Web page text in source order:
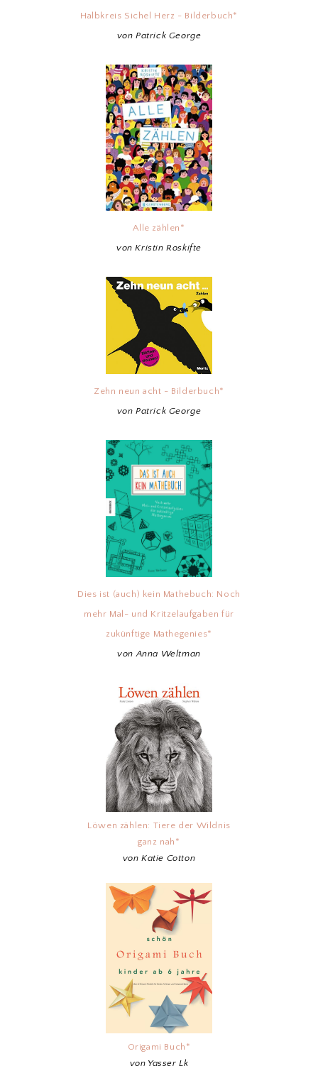
Halbkreis Sichel Herz - Bilderbuch*
von Patrick George
Alle zählen*
von Kristin Roskifte
Zehn neun acht - Bilderbuch*
von Patrick George
Dies ist (auch) kein Mathebuch: Noch
mehr Mal- und Kritzelaufgaben für
zukünftige Mathegenies*
von Anna Weltman
Löwen zählen: Tiere der Wildnis
ganz nah*
von Katie Cotton
Origami Buch*
von Yasser Lk